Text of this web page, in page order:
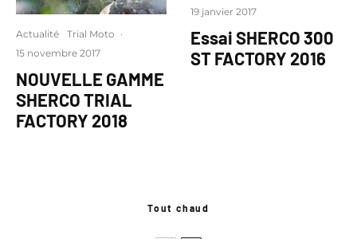
Actualité Trial Moto ·
15 novembre 2017
NOUVELLE GAMME
SHERCO TRIAL
FACTORY 2018
19 janvier 2017
Essai SHERCO 300
ST FACTORY 2016
Tout chaud